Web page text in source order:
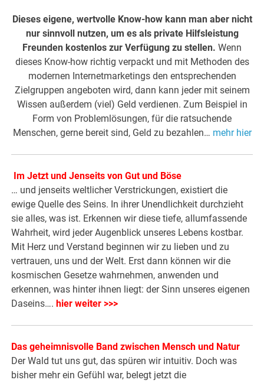
Dieses eigene, wertvolle Know-how kann man aber nicht
nur sinnvoll nutzen, um es als private Hilfsleistung
Freunden kostenlos zur Verfügung zu stellen. Wenn
dieses Know-how richtig verpackt und mit Methoden des
modernen Internetmarketings den entsprechenden
Zielgruppen angeboten wird, dann kann jeder mit seinem
Wissen außerdem (viel) Geld verdienen. Zum Beispiel in
Form von Problemlösungen, für die ratsuchende
Menschen, gerne bereit sind, Geld zu bezahlen… mehr hier
Im Jetzt und Jenseits von Gut und Böse
… und jenseits weltlicher Verstrickungen, existiert die
ewige Quelle des Seins. In ihrer Unendlichkeit durchzieht
sie alles, was ist. Erkennen wir diese tiefe, allumfassende
Wahrheit, wird jeder Augenblick unseres Lebens kostbar.
Mit Herz und Verstand beginnen wir zu lieben und zu
vertrauen, uns und der Welt. Erst dann können wir die
kosmischen Gesetze wahrnehmen, anwenden und
erkennen, was hinter ihnen liegt: der Sinn unseres eigenen
Daseins….hier weiter >>>
Das geheimnisvolle Band zwischen Mensch und Natur
Der Wald tut uns gut, das spüren wir intuitiv. Doch was
bisher mehr ein Gefühl war, belegt jetzt die